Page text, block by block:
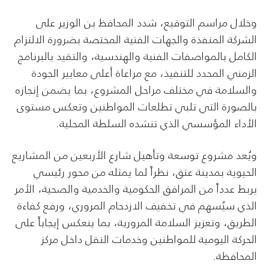
وخلال مراسم التوقيع، شدد المحافظ بن الوزير على
الشركة المنفذة والجهات الفنية المختصة بضرورة الالتزام
الكامل بالمواصفات الفنية والهندسية، والتقيد بالبرنامج
الزمني المحدد للتنفيذ، مع مراعاة أعلى معايير الجودة
والسلامة في مختلف مراحل المشروع، بما يضمن إنجازه
بالصورة التي تلبي تطلعات المواطنين وتعكس مستوى
الأداء المؤسسي الذي تنشده السلطة المحلية.
ويُعد مشروع توسعة وتأهيل شارع الأربعين من المشاريع
الحيوية بمدينة عتق، نظراً لما يمثله من محور رئيسي
يربط عدداً من المرافق الحكومية والخدمية والصحية، الأمر
الذي سيُسهم في تخفيف الازدحام المروري، ورفع كفاءة
الطريق، وتعزيز السلامة المرورية، بما ينعكس إيجاباً على
الحركة اليومية للمواطنين وخدمات النقل داخل مركز
المحافظة.